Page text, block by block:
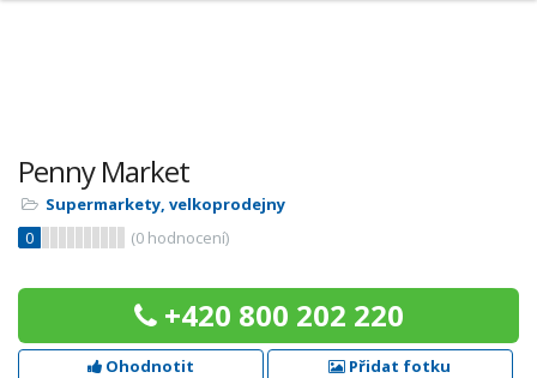
Penny Market
Supermarkety, velkoprodejny
0
(0 hodnocení)
+420 800 202 220
Ohodnotit
Přidat fotku